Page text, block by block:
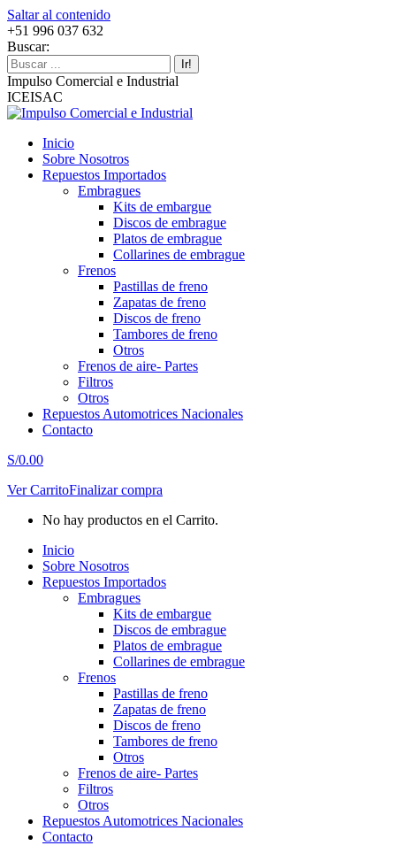
Saltar al contenido
+51 996 037 632
Buscar:
Impulso Comercial e Industrial
ICEISAC
Inicio
Sobre Nosotros
Repuestos Importados
Embragues
Kits de embargue
Discos de embrague
Platos de embrague
Collarines de embrague
Frenos
Pastillas de freno
Zapatas de freno
Discos de freno
Tambores de freno
Otros
Frenos de aire- Partes
Filtros
Otros
Repuestos Automotrices Nacionales
Contacto
S/0.00
Ver CarritoFinalizar compra
No hay productos en el Carrito.
Inicio
Sobre Nosotros
Repuestos Importados
Embragues
Kits de embargue
Discos de embrague
Platos de embrague
Collarines de embrague
Frenos
Pastillas de freno
Zapatas de freno
Discos de freno
Tambores de freno
Otros
Frenos de aire- Partes
Filtros
Otros
Repuestos Automotrices Nacionales
Contacto